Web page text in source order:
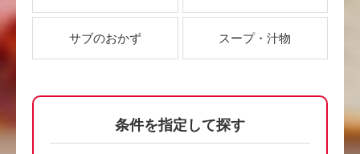
サブのおかず スープ・汁物
条件を指定して探す